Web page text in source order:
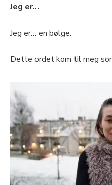
Jeg er…
Jeg er… en bølge.
Dette ordet kom til meg